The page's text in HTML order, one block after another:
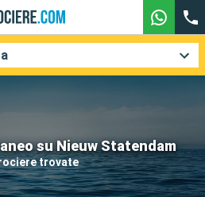
su Nieuw Statendam
trovate